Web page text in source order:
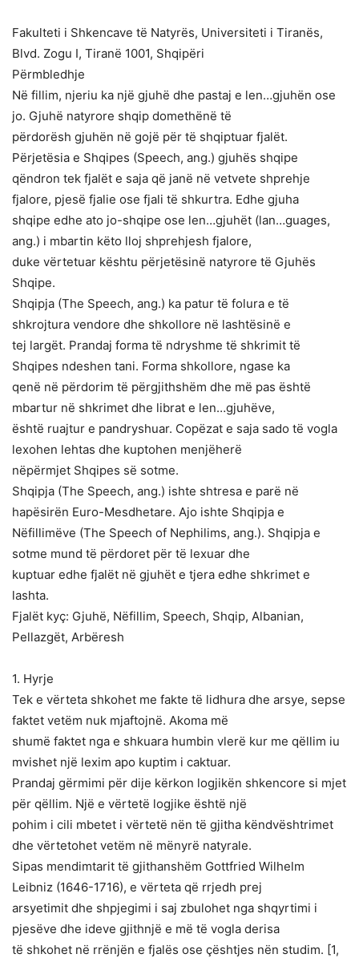
Fakulteti i Shkencave të Natyrës, Universiteti i Tiranës,
Blvd. Zogu I, Tiranë 1001, Shqipëri
Përmbledhje
Në fillim, njeriu ka një gjuhë dhe pastaj e len…gjuhën ose
jo. Gjuhë natyrore shqip domethënë të
përdorësh gjuhën në gojë për të shqiptuar fjalët.
Përjetësia e Shqipes (Speech, ang.) gjuhës shqipe
qëndron tek fjalët e saja që janë në vetvete shprehje
fjalore, pjesë fjalie ose fjali të shkurtra. Edhe gjuha
shqipe edhe ato jo-shqipe ose len…gjuhët (lan…guages,
ang.) i mbartin këto lloj shprehjesh fjalore,
duke vërtetuar kështu përjetësinë natyrore të Gjuhës
Shqipe.
Shqipja (The Speech, ang.) ka patur të folura e të
shkrojtura vendore dhe shkollore në lashtësinë e
tej largët. Prandaj forma të ndryshme të shkrimit të
Shqipes ndeshen tani. Forma shkollore, ngase ka
qenë në përdorim të përgjithshëm dhe më pas është
mbartur në shkrimet dhe librat e len…gjuhëve,
është ruajtur e pandryshuar. Copëzat e saja sado të vogla
lexohen lehtas dhe kuptohen menjëherë
nëpërmjet Shqipes së sotme.
Shqipja (The Speech, ang.) ishte shtresa e parë në
hapësirën Euro-Mesdhetare. Ajo ishte Shqipja e
Nëfillimëve (The Speech of Nephilims, ang.). Shqipja e
sotme mund të përdoret për të lexuar dhe
kuptuar edhe fjalët në gjuhët e tjera edhe shkrimet e
lashta.
Fjalët kyç: Gjuhë, Nëfillim, Speech, Shqip, Albanian,
Pellazgët, Arbëresh
1. Hyrje
Tek e vërteta shkohet me fakte të lidhura dhe arsye, sepse
faktet vetëm nuk mjaftojnë. Akoma më
shumë faktet nga e shkuara humbin vlerë kur me qëllim iu
mvishet një lexim apo kuptim i caktuar.
Prandaj gërmimi për dije kërkon logjikën shkencore si mjet
për qëllim. Një e vërtetë logjike është një
pohim i cili mbetet i vërtetë nën të gjitha këndvështrimet
dhe vërtetohet vetëm në mënyrë natyrale.
Sipas mendimtarit të gjithanshëm Gottfried Wilhelm
Leibniz (1646-1716), e vërteta që rrjedh prej
arsyetimit dhe shpjegimi i saj zbulohet nga shqyrtimi i
pjesëve dhe ideve gjithnjë e më të vogla derisa
të shkohet në rrënjën e fjalës ose çështjes nën studim. [1,